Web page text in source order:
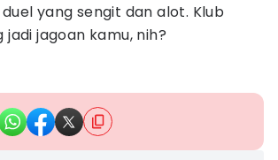
yang sengit dan alot. Klub
jagoan kamu, nih?